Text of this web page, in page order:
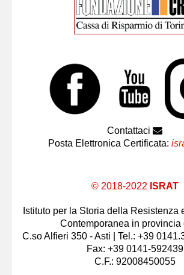
Contattaci
Posta Elettronica Certificata:
© 2018-2022 ISRAT
Istituto per la Storia della Resistenza
Contemporanea in provincia
C.so Alfieri 350 - Asti | Tel.: +39
Fax: +39 0141-592439
C.F.: 92008450055